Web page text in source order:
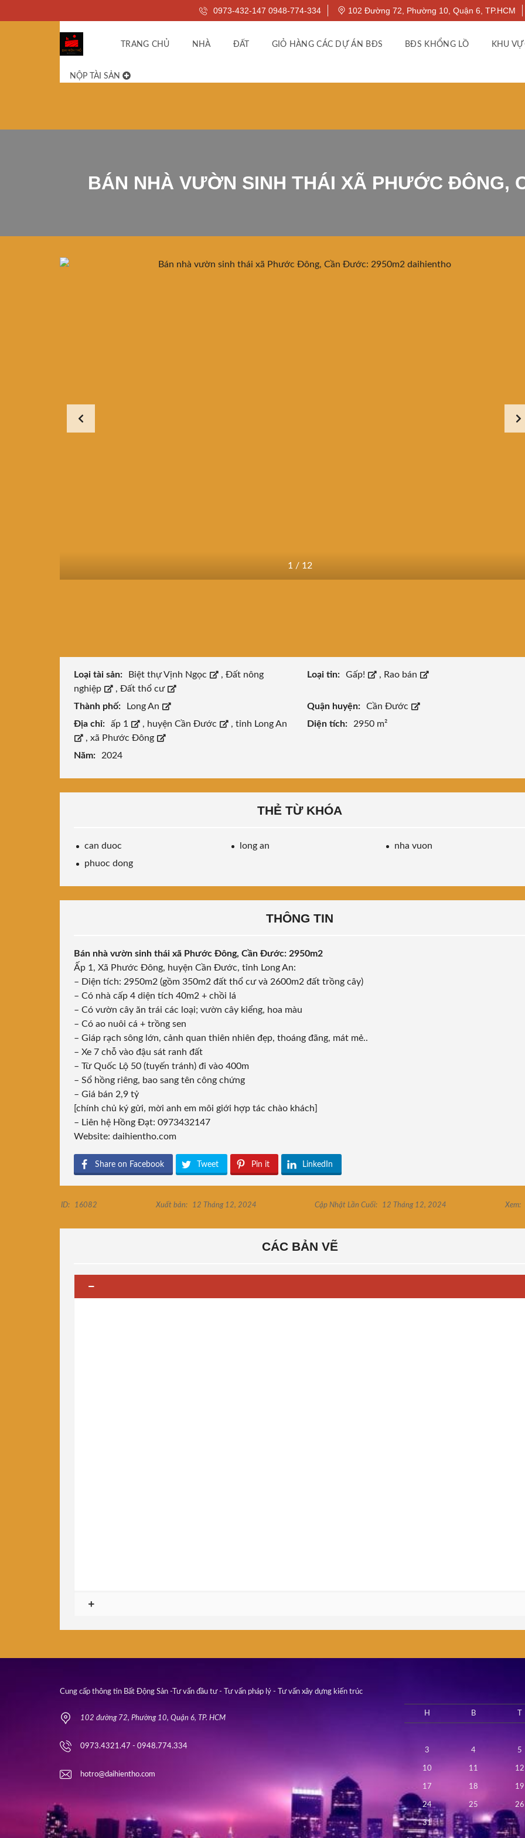
0973-432-147 0948-774-334 102 Đường 72, Phường 10, Quận 6, TP.HCM
TRANG CHỦ NHÀ ĐẤT GIỎ HÀNG CÁC DỰ ÁN BĐS BĐS KHỔNG LỒ KHU
NỘP TÀI SẢN
BÁN NHÀ VƯỜN SINH THÁI XÃ PHƯỚC ĐÔNG,
1 / 12
Loại tài sản: Biệt thự Vịnh Ngọc , Đất nông
nghiệp
, Đất thổ cư
Loại tin: Gấp! , Rao bán
Thành phố: Long An Quận huyện:
Cần Đước
Địa chỉ:
ấp 1 , huyện Cần Đước , tỉnh Long An
, xã Phước Đông
Diện tích: 2950 m²
Năm: 2024
THẺ TỪ KHÓA
can duoc long an
nha vuon
phuoc dong
THÔNG TIN
Bán nhà vườn sinh thái xã Phước Đông, Cần Đước: 2950m2
Ấp 1, Xã Phước Đông, huyện Cần Đước, tỉnh Long An:
– Diện tích: 2950m2 (gồm 350m2 đất thổ cư và 2600m2 đất trồng cây)
– Có nhà cấp 4 diện tích 40m2 + chồi lá
– Có vườn cây ăn trái các loại; vườn cây kiểng, hoa màu
– Có ao nuôi cá + trồng sen
– Giáp rạch sông lớn, cảnh quan thiên nhiên đẹp, thoáng đãng, mát mẻ..
– Xe 7 chỗ vào đậu sát ranh đất
– Từ Quốc Lộ 50 (tuyến tránh) đi vào 400m
– Sổ hồng riêng, bao sang tên công chứng
– Giá bán 2,9 tỷ
[chính chủ ký gửi, mời anh em môi giới hợp tác chào khách]
– Liên hệ Hồng Đạt: 0973432147
Website: daihientho.com
Share on Facebook Tweet Pin it LinkedIn
ID: 16082 Xuất bản: 12 Tháng 12, 2024 Cập Nhật Lần Cuối: 12 Tháng 12, 2024 Xem:
CÁC BẢN VẼ
Cung cấp thông tin Bất Động Sản -Tư vấn đầu tư - Tư vấn pháp lý - Tư vấn xây dựng kiến trúc
102 đường 72, Phường 10, Quận 6, TP. HCM
0973.4321.47 - 0948.774.334
hotro@daihientho.com
H B
3 4 5
10 11 12
17 18 19
24 25 26
31